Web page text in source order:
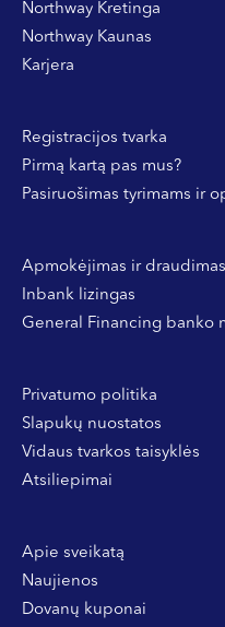
Northway Kretinga
Northway Kaunas
Karjera
Registracijos tvarka
Pirmą kartą pas mus?
Pasiruošimas tyrimams ir
Apmokėjimas ir draudimas
Inbank lizingas
General Financing banko
Privatumo politika
Slapukų nuostatos
Vidaus tvarkos taisyklės
Atsiliepimai
Apie sveikatą
Naujienos
Dovanų kuponai